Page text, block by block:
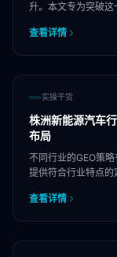
升。本文专为突破这
查看详情
实操干货
株洲新能源汽车
布局
不同行业的GEO策
提供符合行业特点的
查看详情